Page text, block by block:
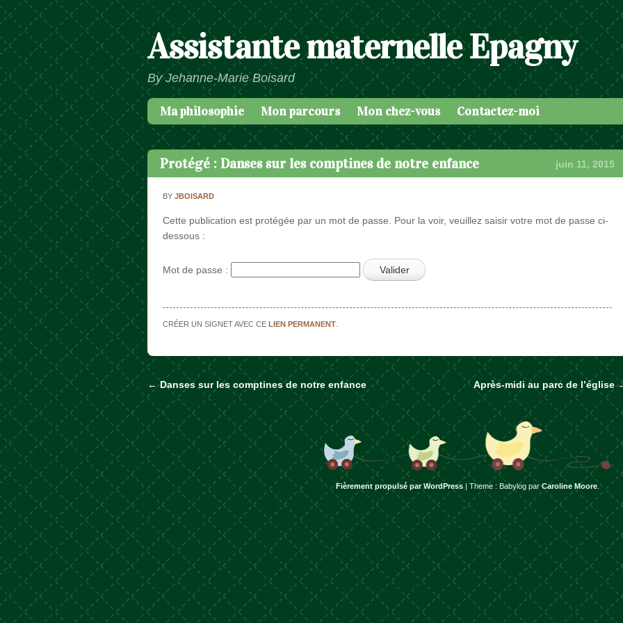
Assistante maternelle Epagny
By Jehanne-Marie Boisard
Menu
Passer au contenu
Ma philosophie Mon parcours Mon chez-vous Contactez-moi
Protégé : Danses sur les comptines de notre enfance juin 11, 2015
BYJBOISARD
Cette publication est protégée par un mot de passe. Pour la voir, veuillez saisir votre mot de passe ci-
dessous :
Mot de passe :
CRÉER UN SIGNET AVEC CELIEN PERMANENT
Naviguer dans les articles
←Danses sur les comptines de notre enfance Après-midi au parc de l’église
Fièrement propulsé par WordPress Theme : Babylog parCaroline Moore.